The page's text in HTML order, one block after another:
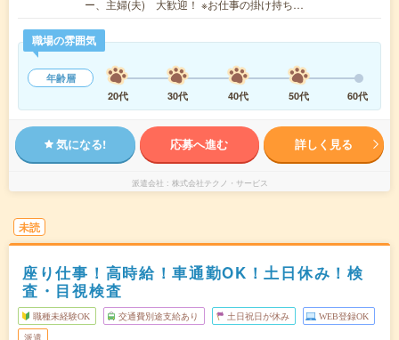
ー、主婦(夫) 大歓迎！ ※お仕事の掛け持ち…
職場の雰囲気
年齢層
20代
30代 40代 50代 60代
気になる! 応募へ進む 詳しく見る
派遣会社 株式会社テクノ・サービス
未読
座り仕事！高時給！車通勤OK！土日休み！検
査・目視検査
職種未経験OK 交通費別途支給あり 土日祝日が休み WEB登録OK
派遣